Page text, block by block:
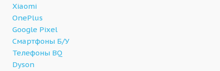
Xiaomi
OnePlus
Google Pixel
Смартфоны Б/У
Телефоны BQ
Dyson